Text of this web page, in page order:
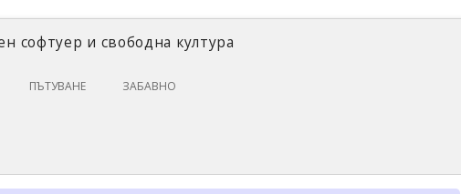
софтуер и свободна култура
Skip
to
ПЪТУВАНЕ ЗАБАВНО